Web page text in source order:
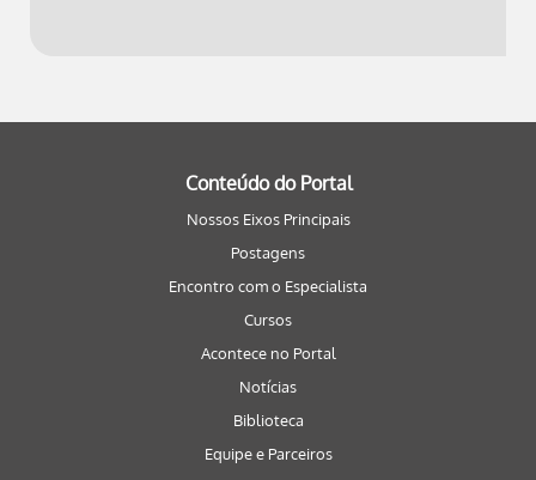
Conteúdo do Portal
Nossos Eixos Principais
Postagens
Encontro com o Especialista
Cursos
Acontece no Portal
Notícias
Biblioteca
Equipe e Parceiros